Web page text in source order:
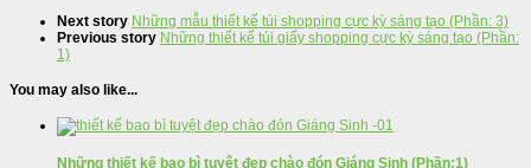
Next story Những mẫu thiết kế túi shopping cực kỳ sáng tạo (Phần: 3)
Previous story Những thiết kế túi giấy shopping cực kỳ sáng tạo (Phần:
1)
You may also like...
Những thiết kế bao bì tuyệt đẹp chào đón Giáng Sinh (Phần:1)